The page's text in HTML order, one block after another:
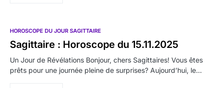
HOROSCOPE DU JOUR SAGITTAIRE
Sagittaire : Horoscope du 15.11.2025
Un Jour de Révélations Bonjour, chers Sagittaires! Vous êtes
prêts pour une journée pleine de surprises? Aujourd’hui, le…